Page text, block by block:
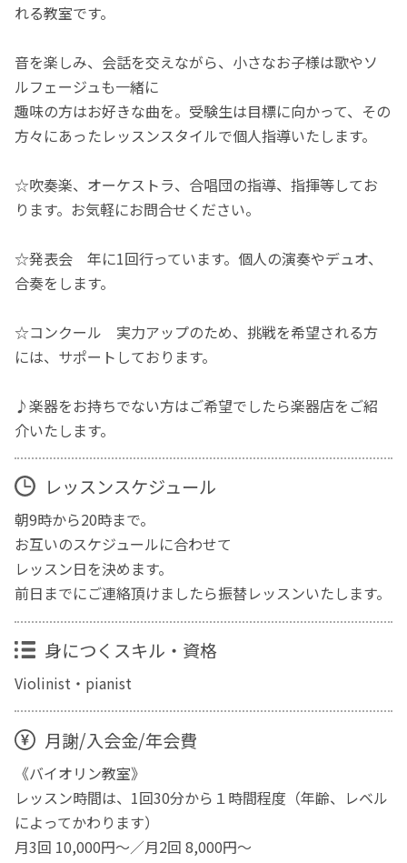
れる教室です。
音を楽しみ、会話を交えながら、小さなお子様は歌やソ
ルフェージュも一緒に
趣味の方はお好きな曲を。受験生は目標に向かって、その
方々にあったレッスンスタイルで個人指導いたします。
☆吹奏楽、オーケストラ、合唱団の指導、指揮等してお
ります。お気軽にお問合せください。
☆発表会 年に1回行っています。個人の演奏やデュオ、
合奏をします。
☆コンクール 実力アップのため、挑戦を希望される方
には、サポートしております。
♪楽器をお持ちでない方はご希望でしたら楽器店をご紹
介いたします。
レッスンスケジュール
朝9時から20時まで。
お互いのスケジュールに合わせて
レッスン日を決めます。
前日までにご連絡頂けましたら振替レッスンいたします。
身につくスキル・資格
Violinist・pianist
月謝/入会金/年会費
《バイオリン教室》
レッスン時間は、1回30分から１時間程度（年齢、レベル
によってかわります）
月3回 10,000円～／月2回 8,000円～